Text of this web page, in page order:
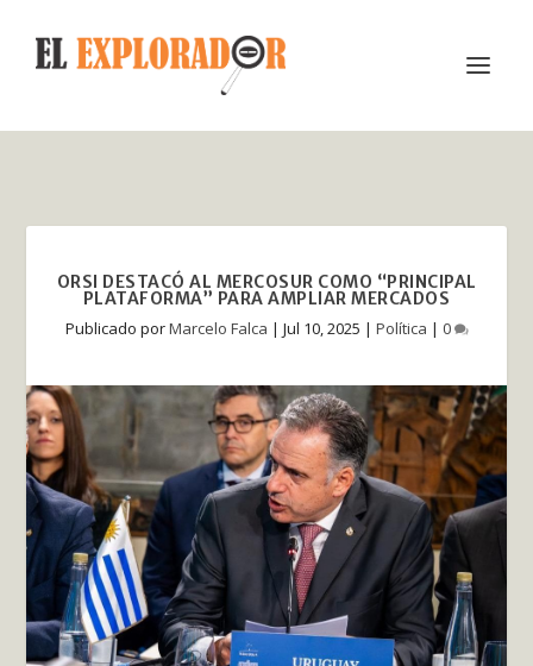
ORSI DESTACÓ AL MERCOSUR COMO “PRINCIPAL
PLATAFORMA” PARA AMPLIAR MERCADOS
Publicado porMarcelo Falca | Jul 10, 2025 | Política | 0